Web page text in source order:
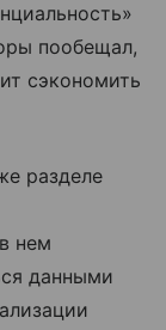
пообещал,
сэкономить
разделе
нем
данными